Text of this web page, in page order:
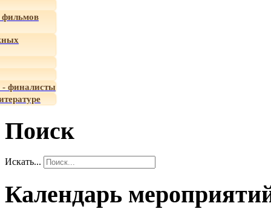
- финалисты
Поиск
Искать...
Календарь